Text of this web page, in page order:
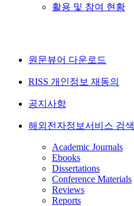
활용 및 참여 현황
원문뷰어 다운로드
RISS 개인정보 재동의
공지사항
해외전자정보서비스 검색
Academic Journals
Ebooks
Dissertations
Conference Materials
Reviews
Reports